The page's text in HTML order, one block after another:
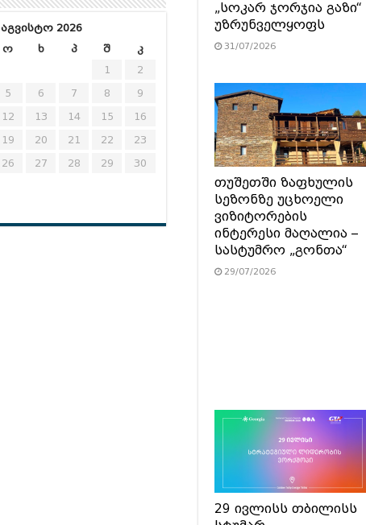
„სოკარ ჯორჯია გაზი“
უზრუნველყოფს
31/07/2026
თუშეთში ზაფხულის
სეზონზე უცხოელი
ვიზიტორების
ინტერესი მაღალია –
სასტუმრო „გონთა“
29/07/2026
29 ივლისს თბილისს
აგვისტო 2026
ო ხ პ შ
კ
1
2
5 6 7 8
9
12 13 14 15
16
19 20 21 22
23
26 27 28 29
30